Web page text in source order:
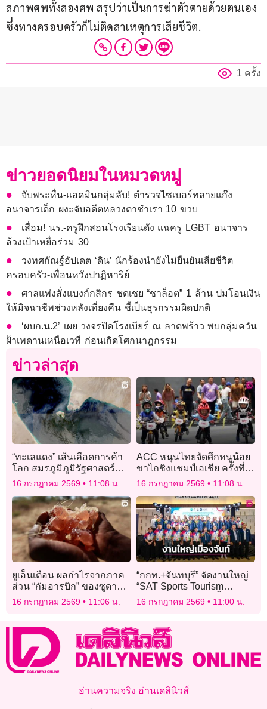
สภาพศพทั้งสองศพ สรุปว่าเป็นการฆ่าตัวตายด้วยตนเอง
ซึ่งทางครอบครัวก็ไม่ติดสาเหตุการเสียชีวิต.
1 ครั้ง
ข่าวยอดนิยมในหมวดหมู่
จับพระหื่น-แอดมินกลุ่มลับ! ตำรวจไซเบอร์ทลายแก๊ง
อนาจารเด็ก ผงะจับอดีตหลวงตาชำเรา 10 ขวบ
เสื่อม! นร.-ครูฝึกสอนโรงเรียนดัง แฉครู LGBT อนาจาร
ล้วงเป้าเหยื่อร่วม 30
วงทศกัณฐ์อัปเดต ‘ดิน’ นักร้องนำยังไม่ยืนยันเสียชีวิต
ครอบครัว-เพื่อนหวังปาฏิหาริย์
ศาลแพ่งสั่งแบงก์กสิกร ชดเชย “ชาล็อต” 1 ล้าน ปมโอนเงิน
ให้มิจฉาชีพช่วงหลังเที่ยงคืน ชี้เป็นธุรกรรมผิดปกติ
‘ผบก.น.2’ เผย วงจรปิดโรงเบียร์ ณ ลาดพร้าว พบกลุ่มควัน
ฝ้าเพดานเหนือเวที ก่อนเกิดโศกนาฎกรรม
ข่าวล่าสุด
“ทะเลแดง” เส้นเลือดการค้า
โลก สมรภูมิภูมิรัฐศาสตร์
มหาอำนาจ
16 กรกฎาคม 2569 11:08 น.
ACC หนุนไทยจัดศึกหนูน้อย
ขาไถชิงแชมป์เอเชีย ครั้งที่ 2
ในปี 2570
16 กรกฎาคม 2569 11:08 น.
ยูเอ็นเตือน ผลกำไรจากภาค
ส่วน “กัมอารบิก” ของซูดาน
มีส่วนสนับสนุนสงคราม
16 กรกฎาคม 2569 11:06 น.
“กกท.+จันทบุรี” จัดงานใหญ่
“SAT Sports Tourism
Festival 2026 ครบทั้งกีฬา-
ท่องเที่ยว-วัฒนธรรม คาด
16 กรกฎาคม 2569 11:00 น.
อ่านความจริง อ่านเดลินิวส์